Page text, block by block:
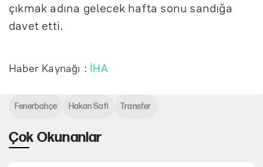
çıkmak adına gelecek hafta sonu sandığa
davet etti.
Haber Kaynağı : İHA
Çok Okunanlar
Fenerbahçe Hakan Safi Transfer